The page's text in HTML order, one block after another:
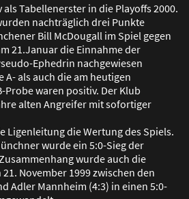
Tabellenerster in die Playoffs 2000.
nachträglich drei Punkte
Bill McDougall im Spiel gegen
21.Januar die Einnahme der
Ephedrin nachgewiesen
als auch die am heutigen
Probe waren positiv. Der Klub
alten Angreifer mit sofortiger
Ligenleitung die Wertung des Spiels.
wurde ein 5:0-Sieg der
wurde auch die
November 1999 zwischen den
Adler Mannheim (4:3) in einen 5:0-